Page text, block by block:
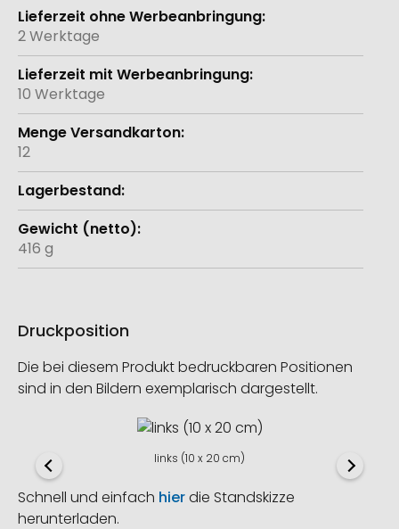
2 Werktage
10 Werktage
12
416 g
Druckposition
Die bei diesem Produkt bedruckbaren Positionen
sind in den Bildern exemplarisch dargestellt.
links (10 x 20 cm)
Schnell und einfach hierdie Standskizze
herunterladen.